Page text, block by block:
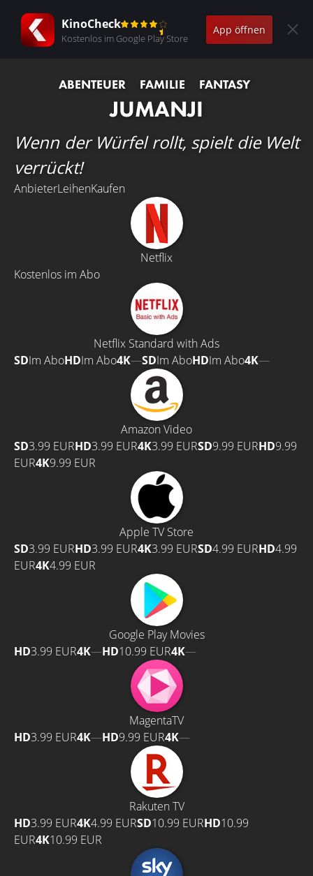
KinoCheck
Kostenlos im Google Play Store
App öffnen
ABENTEUER FAMILIE FANTASY
JUMANJI
Wenn der Würfel rollt, spielt die Welt
verrückt!
AnbieterLeihenKaufen
Netflix
Kostenlos im Abo
Netflix Standard with Ads
SDIm AboHDIm Abo4K—SDIm AboHDIm Abo4K—
Amazon Video
SD3.99 EURHD3.99 EUR4K3.99 EURSD9.99 EURHD9.99
EUR4K9.99 EUR
Apple TV Store
SD3.99 EURHD3.99 EUR4K3.99 EURSD4.99 EURHD4.99
EUR4K4.99 EUR
Google Play Movies
HD3.99 EUR4K—HD10.99 EUR4K—
MagentaTV
HD3.99 EUR4K—HD9.99 EUR4K—
Rakuten TV
HD3.99 EUR4K4.99 EURSD10.99 EURHD10.99
EUR4K10.99 EUR